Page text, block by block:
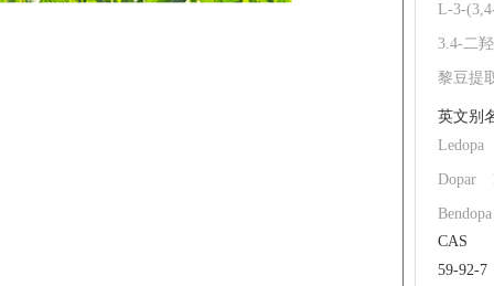
L-3-
3.4-二
黎豆提
英文别
Ledopa
Dopar
Bendopa
BETA-
CAS
59-92-7